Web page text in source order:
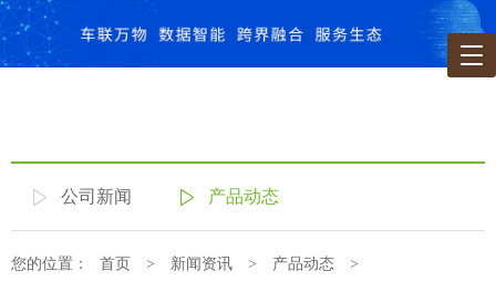
公司新闻 产品动态
您的位置： 首页 > 新闻资讯 > 产品动态 >